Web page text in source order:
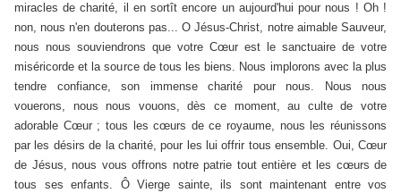
miracles de charité, il en sortît encore un aujourd'hui pour nous ! Oh !
non, nous n'en douterons pas... O Jésus-Christ, notre aimable Sauveur,
nous nous souviendrons que votre Cœur est le sanctuaire de votre
miséricorde et la source de tous les biens. Nous implorons avec la plus
tendre confiance, son immense charité pour nous. Nous nous
vouerons, nous nous vouons, dès ce moment, au culte de votre
adorable Cœur ; tous les cœurs de ce royaume, nous les réunissons
par les désirs de la charité, pour les lui offrir tous ensemble. Oui, Cœur
de Jésus, nous vous offrons notre patrie tout entière et les cœurs de
tous ses enfants. Ô Vierge sainte, ils sont maintenant entre vos